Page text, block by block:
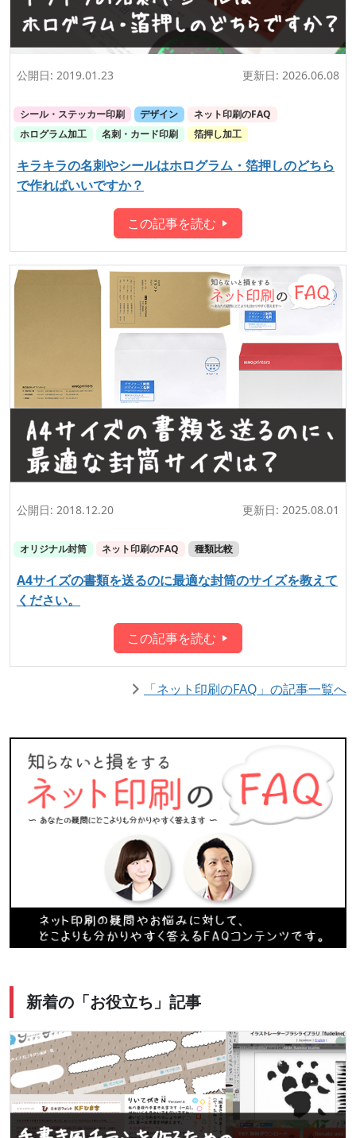
公開日: 2019.01.23 更新日: 2026.06.08
シール・ステッカー印刷 デザイン
ネット印刷のFAQ
ホログラム加工
名刺・カード印刷 箔押し加工
キラキラの名刺やシールはホログラム・箔押しのどちら
で作ればいいですか？
この記事を読む
公開日: 2018.12.20 更新日: 2025.08.01
オリジナル封筒 ネット印刷のFAQ 種類比較
A4サイズの書類を送るのに最適な封筒のサイズを教えて
ください。
この記事を読む
「ネット印刷のFAQ」の記事一覧へ
新着の「お役立ち」記事